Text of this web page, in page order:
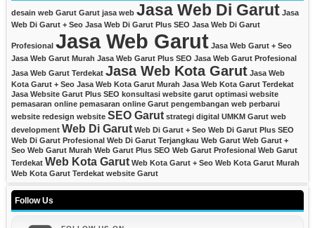
desain web Garut Garut jasa web Jasa Web Di Garut Jasa
Web Di Garut + Seo Jasa Web Di Garut Plus SEO Jasa Web Di Garut
Profesional Jasa Web Garut Jasa Web Garut + Seo
Jasa Web Garut Murah Jasa Web Garut Plus SEO Jasa Web Garut Profesional
Jasa Web Garut Terdekat Jasa Web Kota Garut Jasa Web
Kota Garut + Seo Jasa Web Kota Garut Murah Jasa Web Kota Garut Terdekat
Jasa Website Garut Plus SEO konsultasi website garut optimasi website
pemasaran online pemasaran online Garut pengembangan web perbarui
website redesign website SEO Garut strategi digital UMKM Garut web
development Web Di Garut Web Di Garut + Seo Web Di Garut Plus SEO
Web Di Garut Profesional Web Di Garut Terjangkau Web Garut Web Garut +
Seo Web Garut Murah Web Garut Plus SEO Web Garut Profesional Web Garut
Terdekat Web Kota Garut Web Kota Garut + Seo Web Kota Garut Murah
Web Kota Garut Terdekat website Garut
Follow Us